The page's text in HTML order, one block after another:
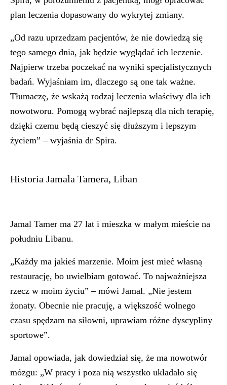
plan leczenia dopasowany do wykrytej zmiany.
„Od razu uprzedzam pacjentów, że nie dowiedzą się
tego samego dnia, jak będzie wyglądać ich leczenie.
Najpierw trzeba poczekać na wyniki specjalistycznych
badań. Wyjaśniam im, dlaczego są one tak ważne.
Tłumaczę, że wskażą rodzaj leczenia właściwy dla ich
nowotworu. Pomogą wybrać najlepszą dla nich terapię,
dzięki czemu będą cieszyć się dłuższym i lepszym
życiem” – wyjaśnia dr Spira.
Historia Jamala Tamera, Liban
Jamal Tamer ma 27 lat i mieszka w małym mieście na
południu Libanu.
„Każdy ma jakieś marzenie. Moim jest mieć własną
restaurację, bo uwielbiam gotować. To najważniejsza
rzecz w moim życiu” – mówi Jamal. „Nie jestem
żonaty. Obecnie nie pracuję, a większość wolnego
czasu spędzam na siłowni, uprawiam różne dyscypliny
sportowe”.
Jamal opowiada, jak dowiedział się, że ma nowotwór
mózgu: „W pracy i poza nią wszystko układało się